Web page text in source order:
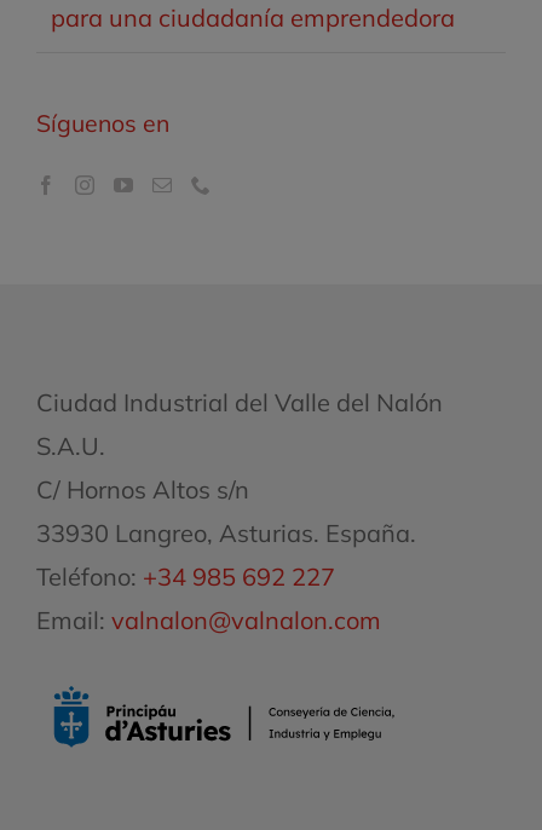
para una ciudadanía emprendedora
Síguenos en
Ciudad Industrial del Valle del Nalón
S.A.U.
C/ Hornos Altos s/n
33930 Langreo, Asturias. España.
Teléfono: +34 985 692 227
Email: valnalon@valnalon.com